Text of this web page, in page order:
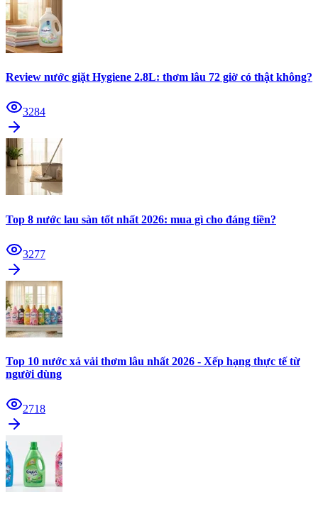
Review nước giặt Hygiene 2.8L: thơm lâu 72 giờ có thật không?
3284
Top 8 nước lau sàn tốt nhất 2026: mua gì cho đáng tiền?
3277
Top 10 nước xả vải thơm lâu nhất 2026 - Xếp hạng thực tế từ
người dùng
2718